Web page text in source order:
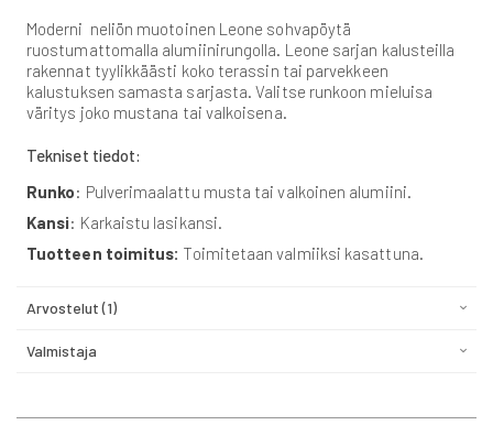
Moderni neliön muotoinen Leone sohvapöytä
ruostumattomalla alumiinirungolla. Leone sarjan kalusteilla
rakennat tyylikkäästi koko terassin tai parvekkeen
kalustuksen samasta sarjasta. Valitse runkoon mieluisa
väritys joko mustana tai valkoisena.
Tekniset tiedot:
Runko: Pulverimaalattu musta tai valkoinen alumiini.
Kansi: Karkaistu lasikansi.
Tuotteen toimitus: Toimitetaan valmiiksi kasattuna.
Arvostelut 1
Valmistaja